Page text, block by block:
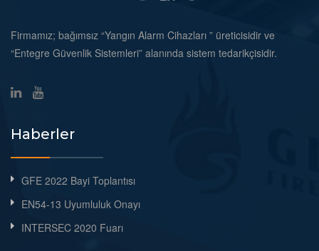
Firmamız; bağımsız “Yangın Alarm Cihazları ” üreticisidir ve
“Entegre Güvenlik Sistemleri” alanında sistem tedarikçisidir.
Haberler
GFE 2022 Bayi Toplantısı
EN54-13 Uyumluluk Onayı
INTERSEC 2020 Fuarı